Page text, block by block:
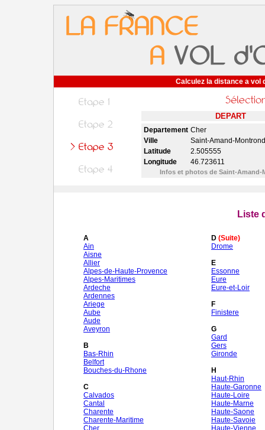
Calculez la distance a vol
DEPART
Departement Cher
Ville
Saint-Amand-
Latitude
2.505555
Longitude
46.723611
Infos et photos de Saint-
Liste
A
Ain
Aisne
Allier
Alpes-de-Haute-Provence
Alpes-Maritimes
Ardeche
Ardennes
Ariege
Aube
Aude
Aveyron
B
Bas-Rhin
Belfort
Bouches-du-Rhone
C
Calvados
Cantal
Charente
Charente-Maritime
Cher
D (Suite)
Drome
E
Essonne
Eure
Eure-et-Loir
F
Finistere
G
Gard
Gers
Gironde
H
Haut-Rhin
Haute-Garonne
Haute-Loire
Haute-Marne
Haute-Saone
Haute-Savoie
Haute-Vienne